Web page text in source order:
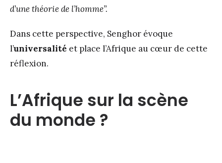
d’une théorie de l’homme”.
Dans cette perspective, Senghor évoque
l’universalité et place l’Afrique au cœur de cette
réflexion.
L’Afrique sur la scène
du monde ?